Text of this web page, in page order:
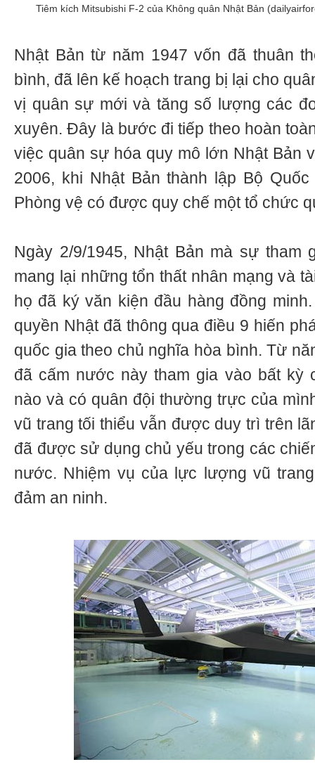
Tiêm kích Mitsubishi F-2 của Không quân Nhật Bản
Nhật Bản từ năm 1947 vốn đã thuân
bình, đã lên kế hoạch trang bị lại cho
vị quân sự mới và tăng số lượng các
xuyên. Đây là bước đi tiếp theo hoàn
việc quân sự hóa quy mô lớn Nhật Bản
2006, khi Nhật Bản thành lập Bộ
Phòng vệ có được quy chế một tổ chức
Ngày 2/9/1945, Nhật Bản mà sự tham
mang lại những tổn thất nhân mạng và
họ đã ký văn kiện đầu hàng đồng
quyền Nhật đã thông qua điều 9 hiến
quốc gia theo chủ nghĩa hòa bình. Từ
đã cấm nước này tham gia vào bất kỳ
nào và có quân đội thường trực của
vũ trang tối thiểu vẫn được duy trì trên
đã được sử dụng chủ yếu trong các
nước. Nhiệm vụ của lực lượng vũ
đảm an ninh.